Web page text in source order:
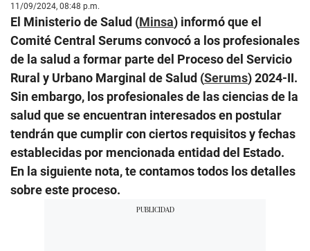
11/09/2024, 08:48 p.m.
El Ministerio de Salud (Minsa) informó que el
Comité Central Serums convocó a los profesionales
de la salud a formar parte del Proceso del Servicio
Rural y Urbano Marginal de Salud (Serums) 2024-II.
Sin embargo, los profesionales de las ciencias de la
salud que se encuentran interesados en postular
tendrán que cumplir con ciertos requisitos y fechas
establecidas por mencionada entidad del Estado.
En la siguiente nota, te contamos todos los detalles
sobre este proceso.